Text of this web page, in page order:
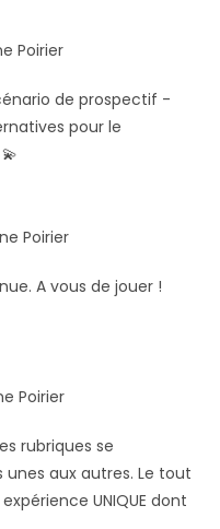
Poirier
de prospectif -
pour le
Poirier
A vous de jouer !
Poirier
rubriques se
aux autres. Le tout
UNIQUE dont